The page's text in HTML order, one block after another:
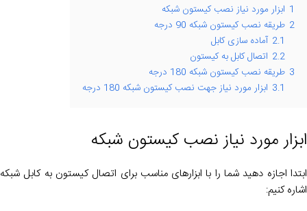
1 ابزار مورد نیاز نصب کیستون شبکه
2 طریقه نصب کیستون شبکه 90 درجه
2.1 آماده سازی کابل
2.2 اتصال کابل به کیستون
3 طریقه نصب کیستون شبکه 180 درجه
3.1 ابزار مورد نیاز جهت نصب کیستون شبکه 180 درجه
ابزار مورد نیاز نصب کیستون شبکه
ابتدا اجازه دهید شما را با ابزارهای مناسب برای اتصال کیستون به کابل شبکه
اشاره کنیم: